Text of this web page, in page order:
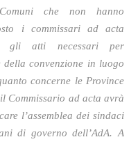
che non hanno
i commissari ad acta
gli atti necessari per
della convenzione in luogo
concerne le Province
Commissario ad acta avrà
l’assemblea dei sindaci
di governo dell’AdA. A